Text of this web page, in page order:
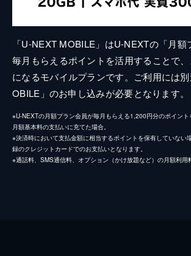
「U-NEXT MOBILE」はU-NEXTの「月
毎月もらえるポイントを活用することで
になるモバイルプランです。ご利用には
OBILE」のお申し込みが必要となります。
※U-NEXTの月額プラン会員が毎月もらえる1,200円分のポイン
月額基本料の支払いに充てた場合。
※決済時において支払金額に相当するポイントを保有していない
録のクレジットカードでのお支払いとなります。
※通話料、SMS通信料、オプション（かけ放題など）の月額利用